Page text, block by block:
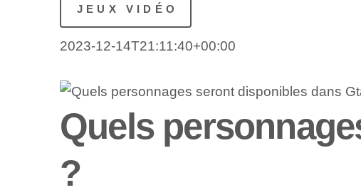
JEUX VIDÉO
2023-12-14T21:11:40+00:00
Quels
?